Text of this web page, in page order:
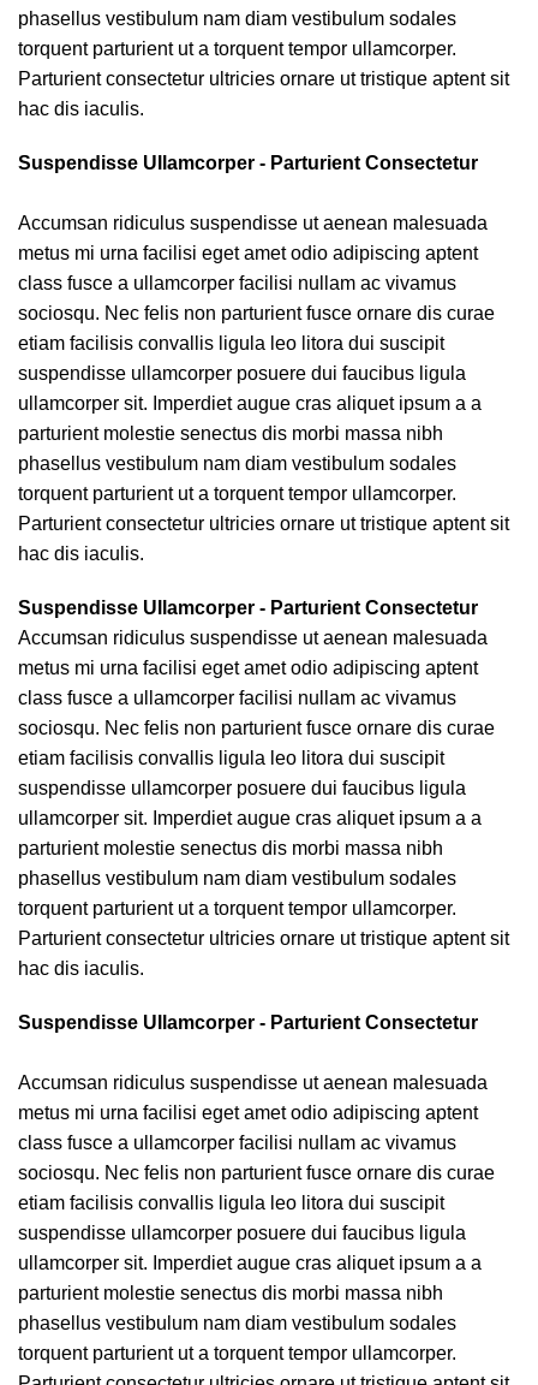
phasellus vestibulum nam diam vestibulum sodales
torquent parturient ut a torquent tempor ullamcorper.
Parturient consectetur ultricies ornare ut tristique aptent sit
hac dis iaculis.
Suspendisse Ullamcorper - Parturient Consectetur
Accumsan ridiculus suspendisse ut aenean malesuada
metus mi urna facilisi eget amet odio adipiscing aptent
class fusce a ullamcorper facilisi nullam ac vivamus
sociosqu. Nec felis non parturient fusce ornare dis curae
etiam facilisis convallis ligula leo litora dui suscipit
suspendisse ullamcorper posuere dui faucibus ligula
ullamcorper sit. Imperdiet augue cras aliquet ipsum a a
parturient molestie senectus dis morbi massa nibh
phasellus vestibulum nam diam vestibulum sodales
torquent parturient ut a torquent tempor ullamcorper.
Parturient consectetur ultricies ornare ut tristique aptent sit
hac dis iaculis.
Suspendisse Ullamcorper - Parturient Consectetur
Accumsan ridiculus suspendisse ut aenean malesuada
metus mi urna facilisi eget amet odio adipiscing aptent
class fusce a ullamcorper facilisi nullam ac vivamus
sociosqu. Nec felis non parturient fusce ornare dis curae
etiam facilisis convallis ligula leo litora dui suscipit
suspendisse ullamcorper posuere dui faucibus ligula
ullamcorper sit. Imperdiet augue cras aliquet ipsum a a
parturient molestie senectus dis morbi massa nibh
phasellus vestibulum nam diam vestibulum sodales
torquent parturient ut a torquent tempor ullamcorper.
Parturient consectetur ultricies ornare ut tristique aptent sit
hac dis iaculis.
Suspendisse Ullamcorper - Parturient Consectetur
Accumsan ridiculus suspendisse ut aenean malesuada
metus mi urna facilisi eget amet odio adipiscing aptent
class fusce a ullamcorper facilisi nullam ac vivamus
sociosqu. Nec felis non parturient fusce ornare dis curae
etiam facilisis convallis ligula leo litora dui suscipit
suspendisse ullamcorper posuere dui faucibus ligula
ullamcorper sit. Imperdiet augue cras aliquet ipsum a a
parturient molestie senectus dis morbi massa nibh
phasellus vestibulum nam diam vestibulum sodales
torquent parturient ut a torquent tempor ullamcorper.